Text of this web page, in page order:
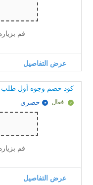
قم
عرض التفاصيل
كود خصم وجوه أول طلب خصم 10%
فعال حصري
قم
عرض التفاصيل